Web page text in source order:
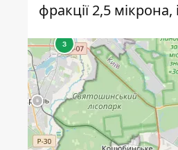
фракції 2,5